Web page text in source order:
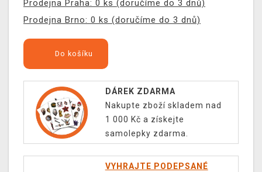
Prodejna Praha: 0 ks (doručíme do 3 dnů)
Prodejna Brno: 0 ks (doručíme do 3 dnů)
Do košíku
DÁREK ZDARMA
Nakupte zboží skladem nad
1 000 Kč a získejte
samolepky zdarma.
VYHRAJTE PODEPSANÉ